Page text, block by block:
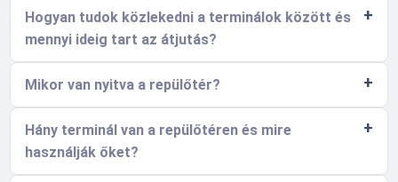
Hogyan tudok közlekedni a terminálok között és
mennyi ideig tart az átjutás?
Mikor van nyitva a repülőtér?
Hány terminál van a repülőtéren és mire
használják őket?